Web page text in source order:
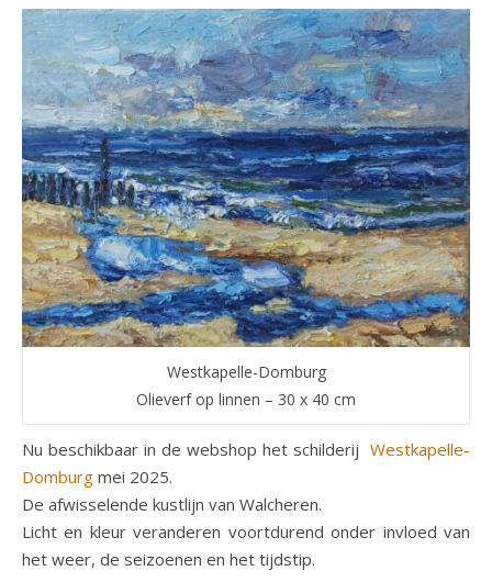
Westkapelle-Domburg
Olieverf op linnen – 30 x 40 cm
Nu beschikbaar in de webshop het schilderij Westkapelle-
Domburg mei 2025.
De afwisselende kustlijn van Walcheren.
Licht en kleur veranderen voortdurend onder invloed van
het weer, de seizoenen en het tijdstip.